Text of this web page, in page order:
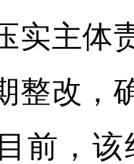
实主体
整改，
前，